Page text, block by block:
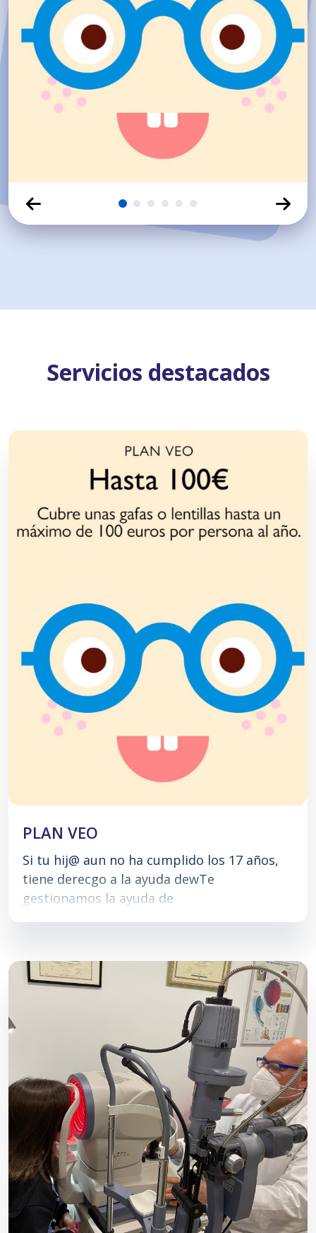
Click para ver diapositiva
Click para ver diapositiva
Click para ver diapositiva
Click para ver diapositiva
Click para ver diapositiva
Click para ver
Servicios destacados
PLAN VEO
Si tu hij@ aun no ha cumplido los 17 años,
tiene derecgo a la ayuda dewTe
gestionamos la ayuda de